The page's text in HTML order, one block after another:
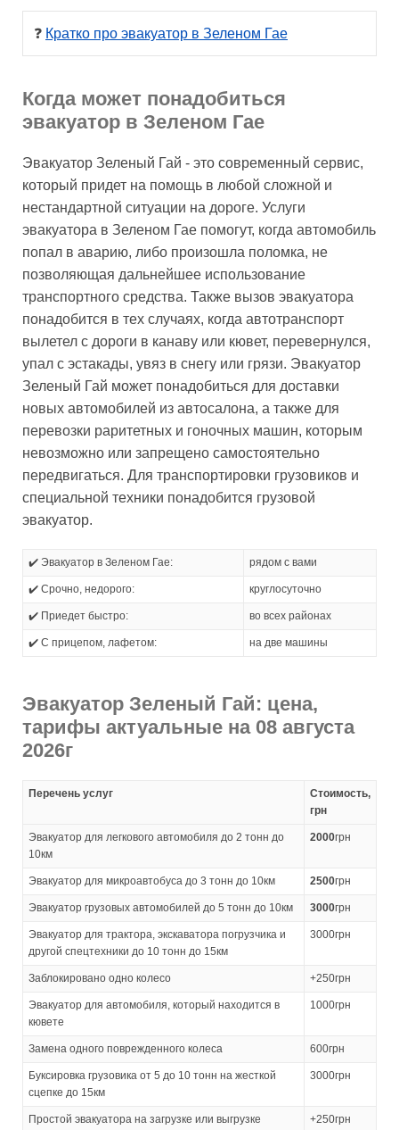
❓ Кратко про эвакуатор в Зеленом Гае
Когда может понадобиться
эвакуатор в Зеленом Гае
Эвакуатор Зеленый Гай - это современный сервис,
который придет на помощь в любой сложной и
нестандартной ситуации на дороге. Услуги
эвакуатора в Зеленом Гае помогут, когда автомобиль
попал в аварию, либо произошла поломка, не
позволяющая дальнейшее использование
транспортного средства. Также вызов эвакуатора
понадобится в тех случаях, когда автотранспорт
вылетел с дороги в канаву или кювет, перевернулся,
упал с эстакады, увяз в снегу или грязи. Эвакуатор
Зеленый Гай может понадобиться для доставки
новых автомобилей из автосалона, а также для
перевозки раритетных и гоночных машин, которым
невозможно или запрещено самостоятельно
передвигаться. Для транспортировки грузовиков и
специальной техники понадобится грузовой
эвакуатор.
✔️ Эвакуатор в Зеленом Гае: рядом с вами
✔️ Срочно, недорого: круглосуточно
✔️ Приедет быстро: во всех районах
✔️ С прицепом, лафетом: на две машины
Эвакуатор Зеленый Гай: цена,
тарифы актуальные на 08 августа
2026г
Перечень услуг
Стоимость,
грн
Эвакуатор для легкового автомобиля до 2 тонн до
10км
2000грн
Эвакуатор для микроавтобуса до 3 тонн до 10км 2500грн
Эвакуатор грузовых автомобилей до 5 тонн до 10км 3000грн
Эвакуатор для трактора, экскаватора погрузчика и
другой спецтехники до 10 тонн до 15км
3000грн
Заблокировано одно колесо +250грн
Эвакуатор для автомобиля, который находится в
кювете
1000грн
Замена одного поврежденного колеса 600грн
Буксировка грузовика от 5 до 10 тонн на жесткой
сцепке до 15км
3000грн
Простой эвакуатора на загрузке или выгрузке +250грн